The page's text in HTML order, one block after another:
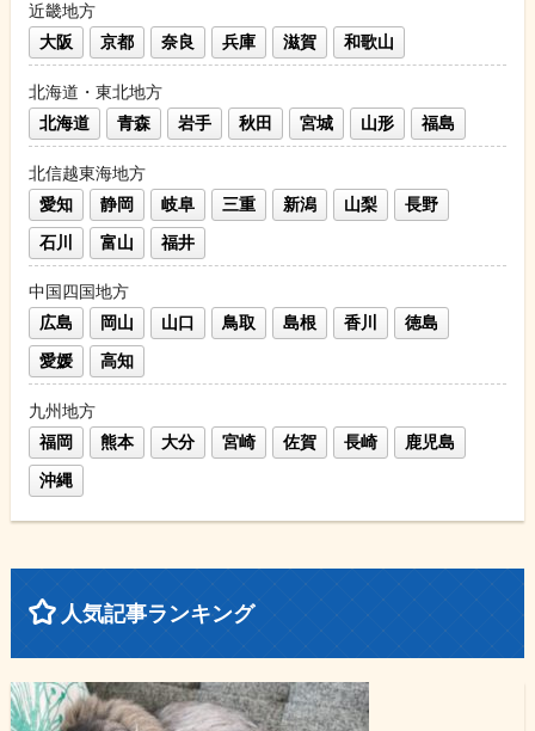
近畿地方
大阪
京都 奈良 兵庫 滋賀 和歌山
北海道・東北地方
北海道
青森 岩手 秋田 宮城 山形 福島
北信越東海地方
愛知
静岡 岐阜 三重 新潟 山梨
長野
石川
富山 福井
中国四国地方
広島
岡山 山口 鳥取 島根 香川
徳島
愛媛
高知
九州地方
福岡
熊本 大分 宮崎 佐賀 長崎
鹿児島
沖縄
人気記事ランキング